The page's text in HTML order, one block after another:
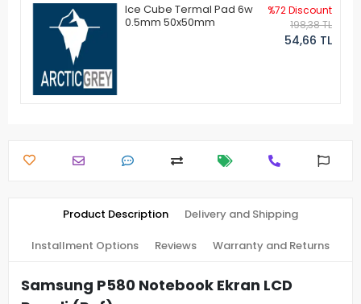
Ice Cube Termal Pad 6w
0.5mm 50x50mm
%72 Discount
198,38 TL
54,66 TL
Product Description Delivery and Shipping
Installment Options Reviews Warranty and Returns
Samsung P580 Notebook Ekran LCD